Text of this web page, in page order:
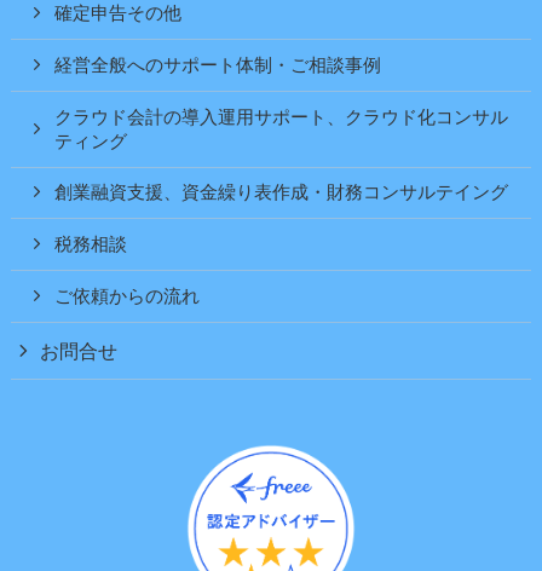
確定申告その他
経営全般へのサポート体制・ご相談事例
クラウド会計の導入運用サポート、クラウド化コンサル
ティング
創業融資支援、資金繰り表作成・財務コンサルテイング
税務相談
ご依頼からの流れ
お問合せ